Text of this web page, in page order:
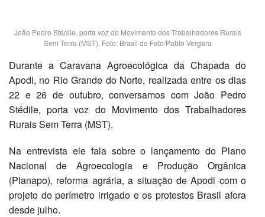
João Pedro Stédile, porta voz do Movimento dos Trabalhadores Rurais
Sem Terra (MST). Foto: Brasil de Fato/Pablo Vergara
Durante a Caravana Agroecológica da Chapada do
Apodi, no Rio Grande do Norte, realizada entre os dias
22 e 26 de outubro, conversamos com João Pedro
Stédile, porta voz do Movimento dos Trabalhadores
Rurais Sem Terra (MST).
Na entrevista ele fala sobre o lançamento do Plano
Nacional de Agroecologia e Produção Orgânica
(Planapo), reforma agrária, a situação de Apodi com o
projeto do perímetro irrigado e os protestos Brasil afora
desde julho.